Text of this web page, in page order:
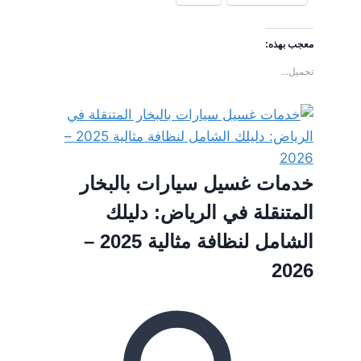
معجب بهذه:
تحميل...
خدمات غسيل سيارات بالبخار
المتنقلة في الرياض: دليلك
الشامل لنظافة مثالية 2025 –
2026